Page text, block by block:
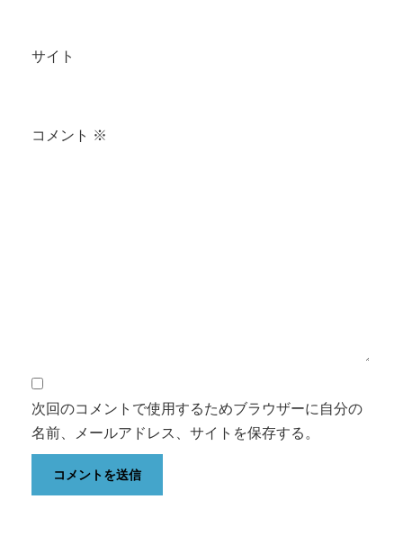
サイト
コメント ※
次回のコメントで使用するためブラウザーに自分の
名前、メールアドレス、サイトを保存する。